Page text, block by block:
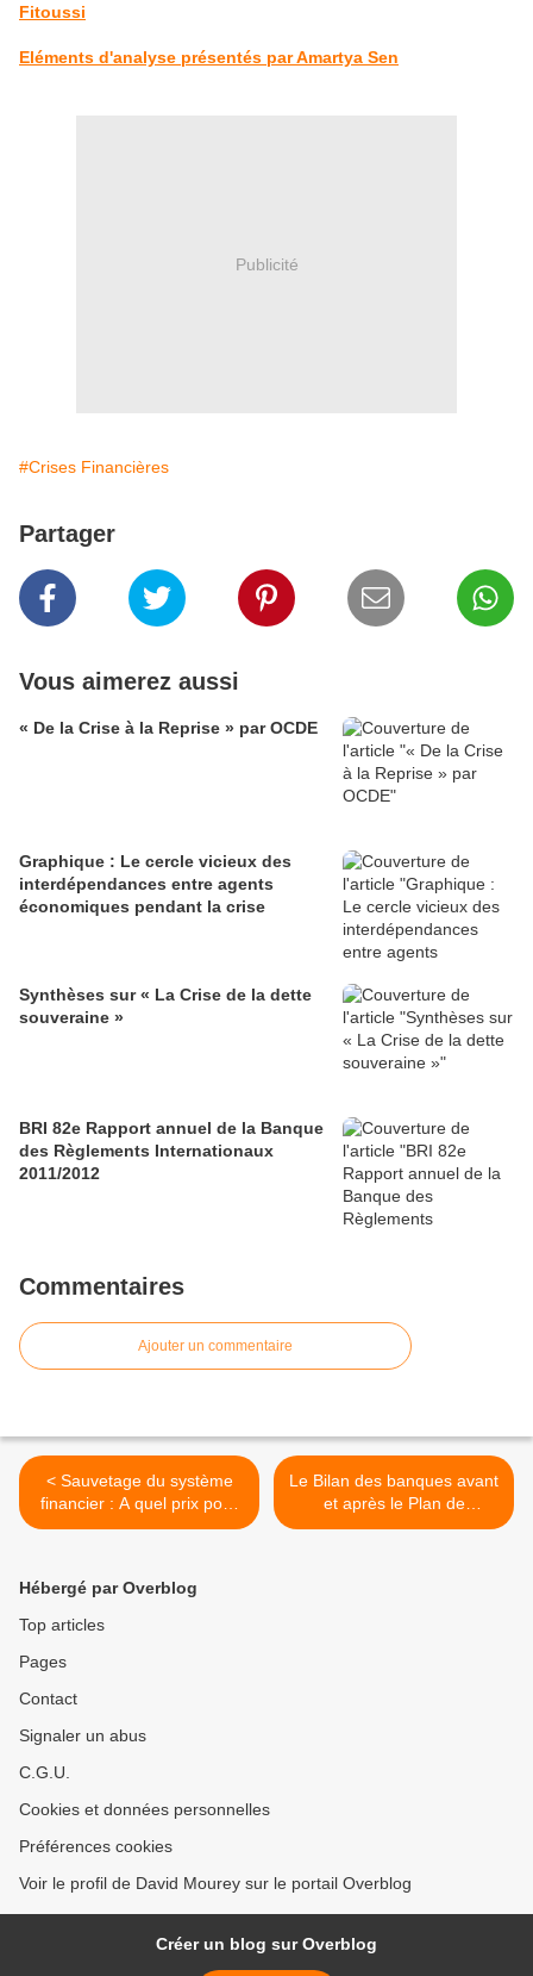
Fitoussi
Eléments d'analyse présentés par Amartya Sen
Publicité
#Crises Financières
Partager
Vous aimerez aussi
« De la Crise à la Reprise » par OCDE
Graphique : Le cercle vicieux des
interdépendances entre agents
économiques pendant la crise
Synthèses sur « La Crise de la dette
souveraine »
BRI 82e Rapport annuel de la Banque
des Règlements Internationaux
2011/2012
Commentaires
Ajouter un commentaire
< Sauvetage du système
financier : A quel prix pour
le contribuable ?
Le Bilan des banques avant
et après le Plan de
sauvetage du Trésor US >
Hébergé par Overblog
Top articles
Pages
Contact
Signaler un abus
C.G.U.
Cookies et données personnelles
Préférences cookies
Voir le profil de David Mourey sur le portail Overblog
Créer un blog sur Overblog